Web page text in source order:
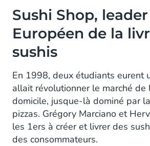
Sushi Shop, leader
Européen de la
sushis
En 1998, deux étudiants eurent
allait révolutionner le marché de
domicile, jusque-là dominé par
pizzas. Grégory Marciano et
les 1ers à créer et livrer des
des consommateurs.